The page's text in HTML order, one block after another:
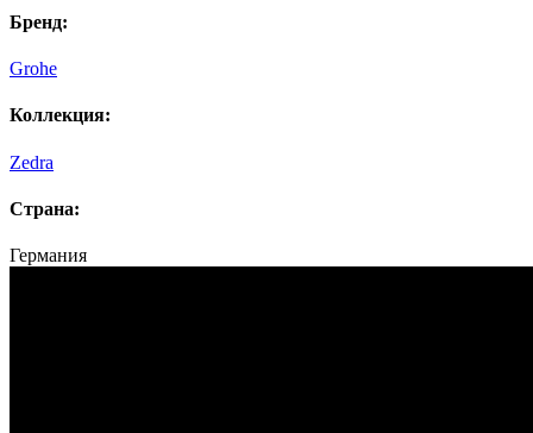
Бренд:
Grohe
Коллекция:
Zedra
Страна:
Германия